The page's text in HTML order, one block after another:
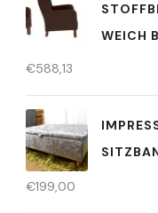
WEICH
€588,13
€199,00